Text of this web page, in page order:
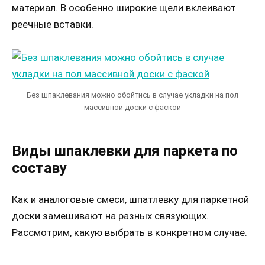
материал. В особенно широкие щели вклеивают
реечные вставки.
Без шпаклевания можно обойтись в случае укладки на пол
массивной доски с фаской
Виды шпаклевки для паркета по
составу
Как и аналоговые смеси, шпатлевку для паркетной
доски замешивают на разных связующих.
Рассмотрим, какую выбрать в конкретном случае.